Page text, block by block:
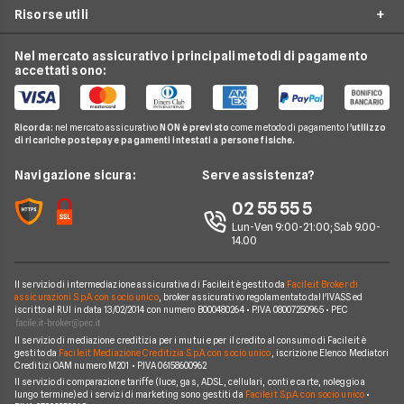
Conti e Carte
Pay TV
Noleggio Lungo Termine
News
Contatti
Carte di Credito Aziendali
Conto Corrente Giovani
Migliori Carte Prepagate
Carte Revolving
Carta conto
Unicredit
CheBanca!
Findomestic
Hello Bank!
YouBanking
Nexi
Hype
N26
Revolut
Risorse utili
Guida Carte
Domande Carte
Notizie Carte
Argomenti in evidenza Carte
Prodotti Carte
Nel mercato assicurativo i principali metodi di pagamento
accettati sono:
Ricorda: nel mercato assicurativo NON è previsto come metodo di pagamento l'utilizzo
di ricariche postepay e pagamenti intestati a persone fisiche.
Navigazione sicura: Serve assistenza?
02 55 55 5
Lun-Ven 9:00-21:00; Sab 9.00-
14.00
Il servizio di intermediazione assicurativa di Facile.it è gestito da Facile.it Broker di
assicurazioni S.p.A. con socio unico, broker assicurativo regolamentato dall'IVASS ed
iscritto al RUI in data 13/02/2014 con numero B000480264 • P.IVA 08007250965 • PEC
Il servizio di mediazione creditizia per i mutui e per il credito al consumo di Facile.it è
gestito da Facile.it Mediazione Creditizia S.p.A. con socio unico , iscrizione Elenco Mediatori
Creditizi OAM numero M201 • P.IVA 06158600962
Il servizio di comparazione tariffe (luce, gas, ADSL, cellulari, conti e carte, noleggio a
lungo termine) ed i servizi di marketing sono gestiti da Facile.it S.p.A. con socio unico•